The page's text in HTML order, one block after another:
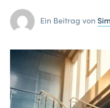
Ein Beitrag von